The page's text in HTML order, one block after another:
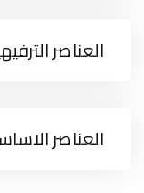
العناصر
العناصر